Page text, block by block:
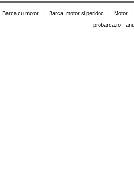
Barca cu motor| Barca, motor si peridoc | Motor
probarca.ro-